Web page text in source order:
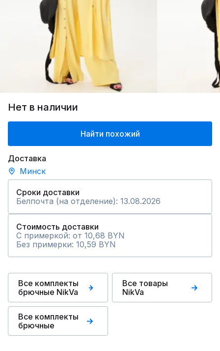
Нет в наличии
Найти похожий
Доставка
Минск
Сроки доставки
Белпочта (на отделение): 13.08.2026
Стоимость доставки
С примеркой: от 10,68 BYN
Без примерки: 10,59 BYN
Все комплекты
брючные NikVa
Все товары
NikVa
Все комплекты
брючные